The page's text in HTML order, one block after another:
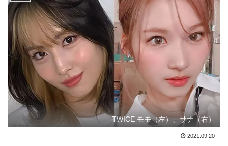
TWICE モモ（左）、サナ（右）
2021.09.20